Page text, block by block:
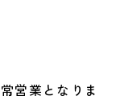
営業となりま